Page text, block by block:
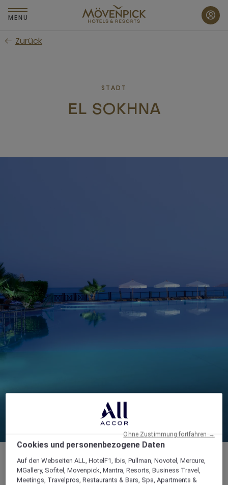
Zum
Hauptinhalt
MENU
Zurück
STADT
EL SOKHNA
Über
Cookies und personenbezogene Daten
Auf den Webseiten ALL, HotelF1, Ibis, Pullman, Novotel, Mercure,
MGallery, Sofitel, Movenpick, Mantra, Resorts, Business Travel,
Meetings, Travelpros, Restaurants & Bars, Spa, Apartments &
Ohne Zustimmung fortfahren →